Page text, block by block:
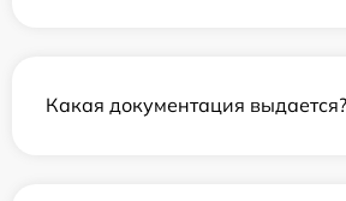
Какая документация выдается?